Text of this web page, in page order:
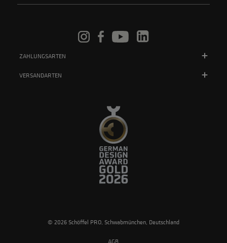
ZAHLUNGSARTEN
VERSANDARTEN
© 2026 Schöffel PRO, Schwabmünchen, Deutschland
AGB